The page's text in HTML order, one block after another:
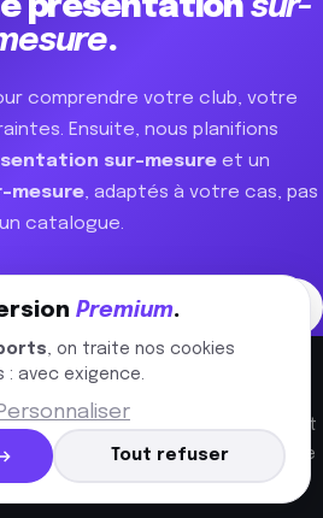
présentation sur-
.
comprendre votre club, votre
Ensuite, nous planifions
sur-mesure et un
mesure, adaptés à votre cas, pas
catalogue.
votre club 30 min
pour clubs de padel, tennis et
de club, pour les dirigeants de
Premium.
, on traite nos cookies
: avec exigence.
Personnaliser
Tout refuser